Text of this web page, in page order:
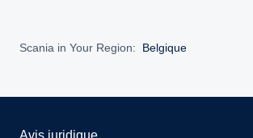
Scania in Your Region: Belgique